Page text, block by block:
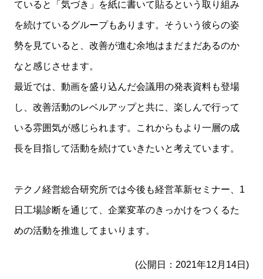
ていると「気づき」を紙に書いて貼るという取り組み
を続けているグループもあります。そういう彼らの姿
勢を見ていると、改善が進む余地はまだまだあるのか
なと感じさせます。
最近では、動画を盛り込んだ会議用の発表資料も登場
し、改善活動のレベルアップと共に、楽しんで行って
いる雰囲気が感じられます。これからもより一層の成
長を目指して活動を続けていきたいと考えています。
テクノ経営総合研究所では今後も経営革新セミナー、1
日工場診断を通じて、企業変革のきっかけをつくるた
めの活動を推進してまいります。
(公開日：2021年12月14日)